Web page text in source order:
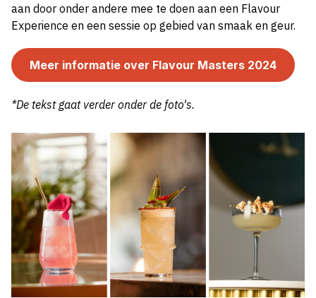
aan door onder andere mee te doen aan een Flavour
Experience en een sessie op gebied van smaak en geur.
Meer informatie over Flavour Masters 2024
*De tekst gaat verder onder de foto's.